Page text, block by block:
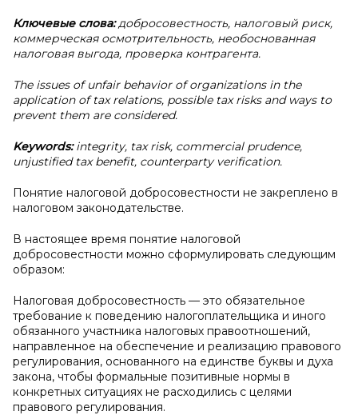
Ключевые слова:добросовестность, налоговый риск,
коммерческая осмотрительность, необоснованная
налоговая выгода, проверка контрагента.
The issues of unfair behavior of organizations in the
application of tax relations, possible tax risks and ways to
prevent them are considered.
Keywords:integrity, tax risk, commercial prudence,
unjustified tax benefit, counterparty verification.
Понятие налоговой добросовестности не закреплено в
налоговом законодательстве.
В настоящее время понятие налоговой
добросовестности можно сформулировать следующим
образом:
Налоговая добросовестность — это обязательное
требование к поведению налогоплательщика и иного
обязанного участника налоговых правоотношений,
направленное на обеспечение и реализацию правового
регулирования, основанного на единстве буквы и духа
закона, чтобы формальные позитивные нормы в
конкретных ситуациях не расходились с целями
правового регулирования.